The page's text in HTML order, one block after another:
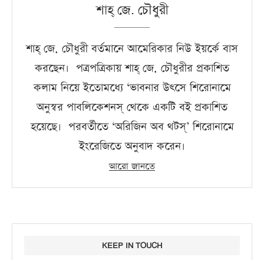
শাহ্‌ জে. চৌধুরী
শাহ্‌ জে. চৌধুরী বর্তমানে আমেরিকার নিউ ইয়র্কে বাস
করছেন। পত্রপত্রিকায় শাহ্‌ জে. চৌধুরীর প্রকাশিত
কলাম নিয়ে ইতোমধ্যে ‘ভাবনার উৎসে শিরোনামে
অনুস্বর পাবলিকেশনস্‌ থেকে একটি বই প্রকাশিত
হয়েছে। পরবর্তীতে ‘অরিজিন অব থটস্‌’ শিরোনামে
ইংরেজিতে অনুবাদ করেন।
আরো জানতে
KEEP IN TOUCH